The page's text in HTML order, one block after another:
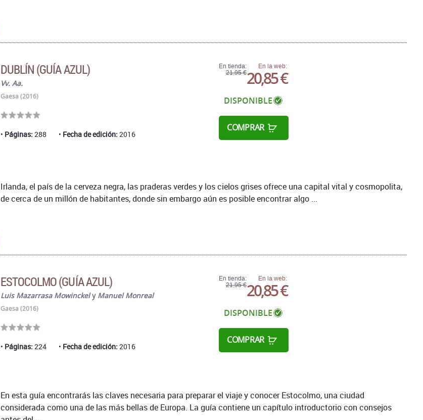
DUBLÍN (GUÍA AZUL)
Vv. Aa.
Gaesa (2016)
Páginas: 288 Fecha de edición: 2016
En tienda:
21,95 €
En la web:
20,85 €
DISPONIBLE
COMPRAR
Irlanda, el país de la cerveza negra, las praderas verdes y los cielos grises ofrece una capital vital y cosmopolita,
de cerca de un millón de habitantes, donde sin embargo aún es posible encontrar algo ...
ESTOCOLMO (GUÍA AZUL)
Luis Mazarrasa Mowinckely Manuel Monreal
Gaesa (2016)
Páginas: 224 Fecha de edición: 2016
En tienda:
21,95 €
En la web:
20,85 €
DISPONIBLE
COMPRAR
En esta guía encontrarás las claves necesaria para preparar el viaje y conocer Estocolmo, una ciudad
considerada como una de las más bellas de Europa. La guía contiene un capítulo introductorio con consejos